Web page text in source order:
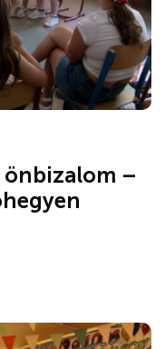
önbizalom –